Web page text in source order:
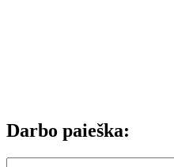
Darbo paieška: